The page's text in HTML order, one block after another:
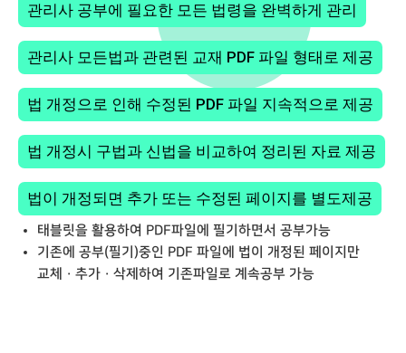
관리사 공부에 필요한 모든 법령을 완벽하게 관리
관리사 모든법과 관련된 교재 PDF 파일 형태로 제공
법 개정으로 인해 수정된 PDF 파일 지속적으로 제공
법 개정시 구법과 신법을 비교하여 정리된 자료 제공
법이 개정되면 추가 또는 수정된 페이지를 별도제공
태블릿을 활용하여 PDF파일에 필기하면서 공부가능
기존에 공부(필기)중인 PDF 파일에 법이 개정된 페이지만
교체 · 추가 · 삭제하여 기존파일로 계속공부 가능